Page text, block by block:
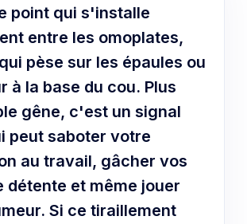
point qui s'installe
entre les omoplates,
pèse sur les épaules ou
à la base du cou. Plus
gêne, c'est un signal
peut saboter votre
au travail, gâcher vos
détente et même jouer
Si ce tiraillement